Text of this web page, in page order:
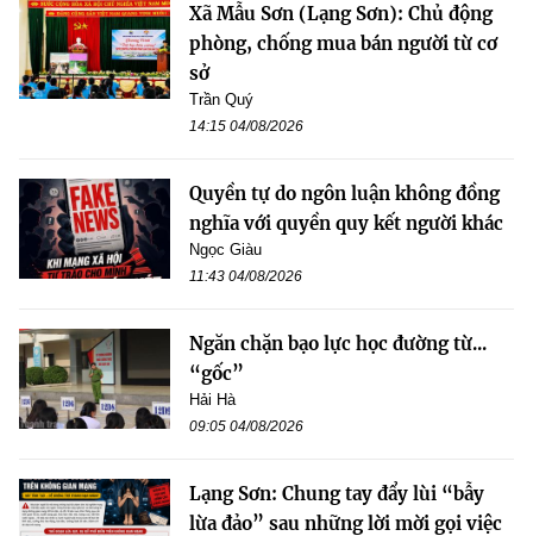
Xã Mẫu Sơn (Lạng Sơn): Chủ động
phòng, chống mua bán người từ cơ
sở
Trần Quý
14:15 04/08/2026
Quyền tự do ngôn luận không đồng
nghĩa với quyền quy kết người khác
Ngọc Giàu
11:43 04/08/2026
Ngăn chặn bạo lực học đường từ...
“gốc”
Hải Hà
09:05 04/08/2026
Lạng Sơn: Chung tay đẩy lùi “bẫy
lừa đảo” sau những lời mời gọi việc